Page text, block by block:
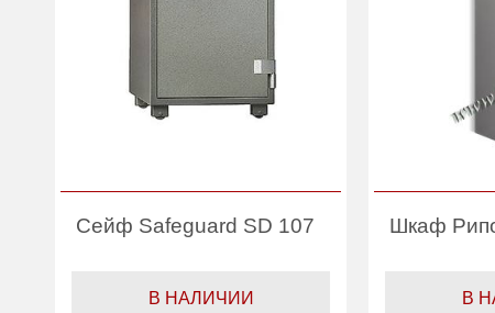
Сейф Safeguard SD 107
В НАЛИЧИИ
Шкаф
В